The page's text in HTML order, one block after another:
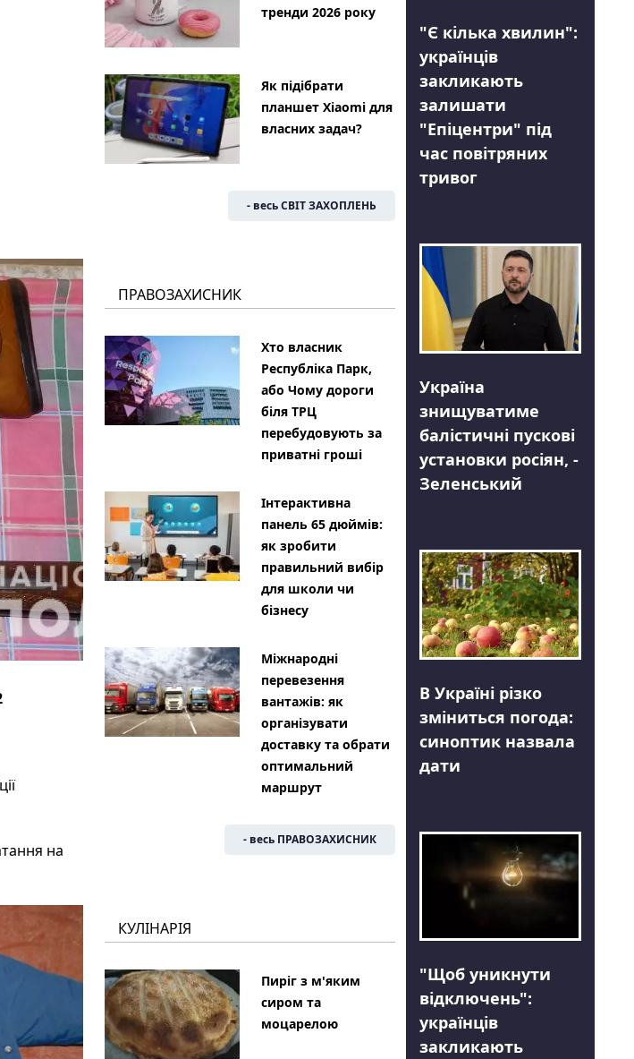
на
тренди 2026 року
Як підібрати
планшет Xiaomi для
власних задач?
- весь СВІТ ЗАХОПЛЕНЬ
ПРАВОЗАХИСНИК
Хто власник
Республіка Парк,
або Чому дороги
біля ТРЦ
перебудовують за
приватні гроші
Інтерактивна
панель 65 дюймів:
як зробити
правильний вибір
для школи чи
бізнесу
Міжнародні
перевезення
вантажів: як
організувати
доставку та обрати
оптимальний
маршрут
- весь ПРАВОЗАХИСНИК
КУЛІНАРІЯ
Пиріг з м'яким
сиром та
моцарелою
"Є кілька хвилин":
українців
закликають
залишати
"Епіцентри" під
час повітряних
тривог
Україна
знищуватиме
балістичні пускові
установки росіян, -
Зеленський
В Україні різко
зміниться погода:
синоптик назвала
дати
"Щоб уникнути
відключень":
українців
закликають